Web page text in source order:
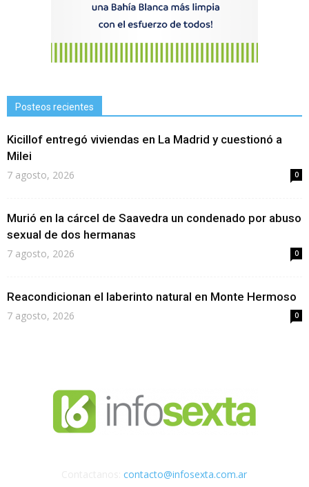
Posteos recientes
Kicillof entregó viviendas en La Madrid y cuestionó a
Milei
7 agosto, 2026 0
Murió en la cárcel de Saavedra un condenado por abuso
sexual de dos hermanas
7 agosto, 2026 0
Reacondicionan el laberinto natural en Monte Hermoso
7 agosto, 2026 0
contacto@infosexta.com.ar